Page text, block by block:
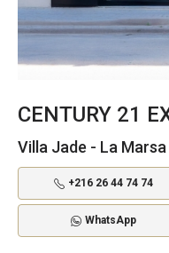
CENTURY 21
Villa Jade - La Marsa
+216 26 44 74 74
WhatsApp